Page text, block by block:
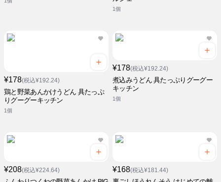
1個
¥178(税込¥192.24)
鶏と野菜あんかけうどん 具たっぷ
りグーグーキッチン
1個
¥178(税込¥192.24)
煮込みうどん 具たっぷりグーグー
キッチン
1個
¥208(税込¥224.64) ¥168(税込¥181.44)